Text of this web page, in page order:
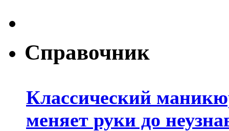
Справочник
Классический
меняет руки до